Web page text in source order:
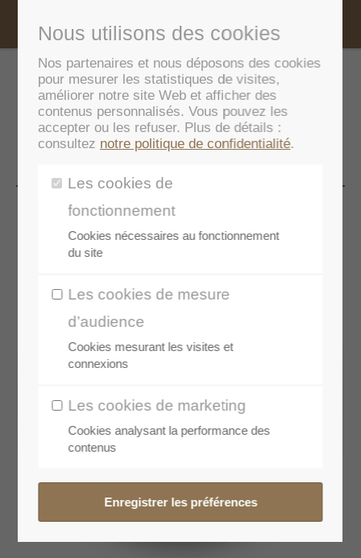
60 PAYSANS
LANDAIS
Nous utilisons des cookies
Nos partenaires et nous déposons des cookies
pour mesurer les statistiques de visites,
améliorer notre site Web et afficher des
contenus personnalisés. Vous pouvez les
accepter ou les refuser. Plus de détails :
consultez notre politique de confidentialité.
Les cookies de
fonctionnement
Cookies nécessaires au fonctionnement
du site
Les cookies de mesure
d’audience
Cookies mesurant les visites et
connexions
Les cookies de marketing
Cookies analysant la performance des
contenus